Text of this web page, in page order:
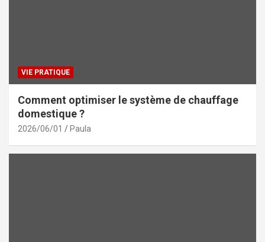
VIE PRATIQUE
Comment optimiser le système de chauffage
domestique ?
2026/06/01 Paula